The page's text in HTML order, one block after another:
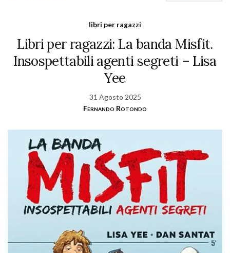
libri per ragazzi
Libri per ragazzi: La banda Misfit.
Insospettabili agenti segreti – Lisa
Yee
31 Agosto 2025
Fernando Rotondo